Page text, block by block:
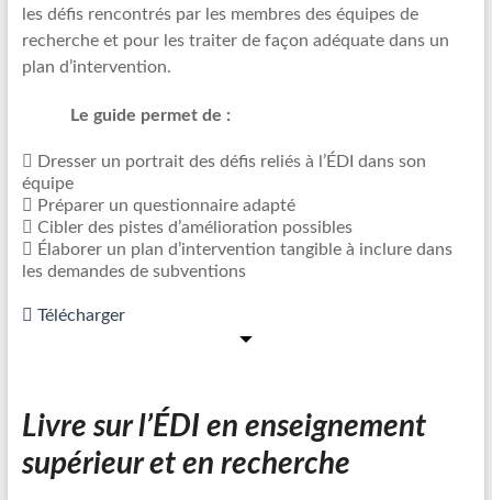
les défis rencontrés par les membres des équipes de
recherche et pour les traiter de façon adéquate dans un
plan d’intervention.
Le guide permet de :
Dresser un portrait des défis reliés à l’ÉDI dans son
équipe
Préparer un questionnaire adapté
Cibler des pistes d’amélioration possibles
Élaborer un plan d’intervention tangible à inclure dans
les demandes de subventions
Télécharger
Livre sur l’ÉDI en enseignement
supérieur et en recherche